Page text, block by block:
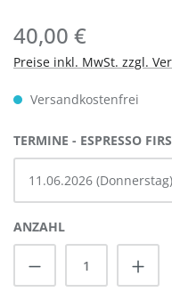
Regulärer Preis:
40,00 €
Preise inkl. MwSt. zzgl.
Versandkostenfrei
TERMINE - ESPRESSO
11.06.2026 (Donnerstag)
ANZAHL
Produkt